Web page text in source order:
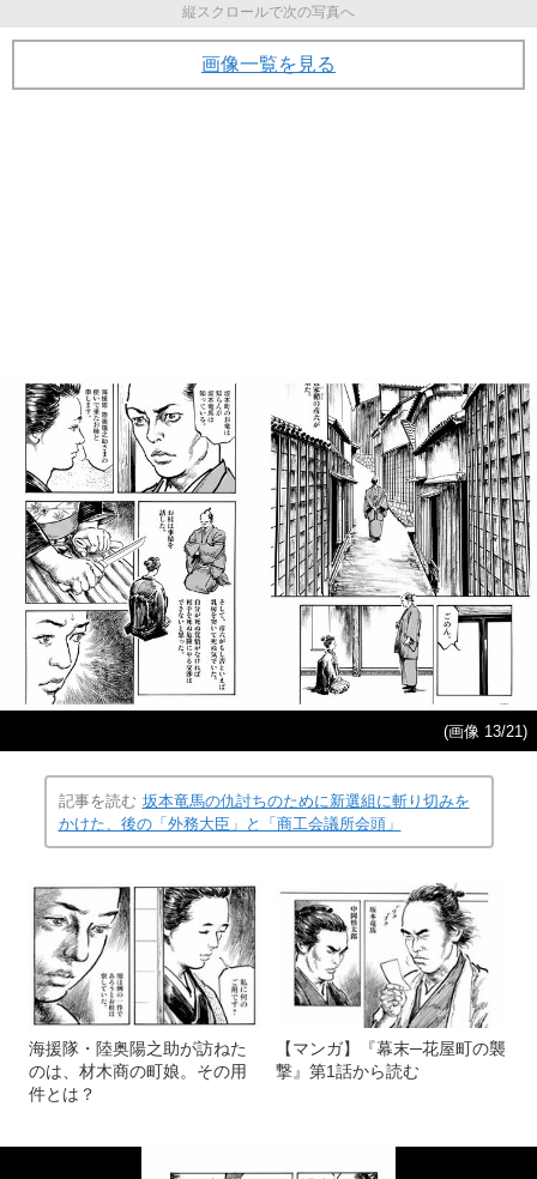
縦スクロールで次の写真へ
画像一覧を見る
(画像 13/21)
記事を読む 坂本竜馬の仇討ちのために新選組に斬り切みを
かけた、後の「外務大臣」と「商工会議所会頭」
海援隊・陸奥陽之助が訪ねた
のは、材木商の町娘。その用
件とは？
【マンガ】『幕末─花屋町の襲
撃』第1話から読む